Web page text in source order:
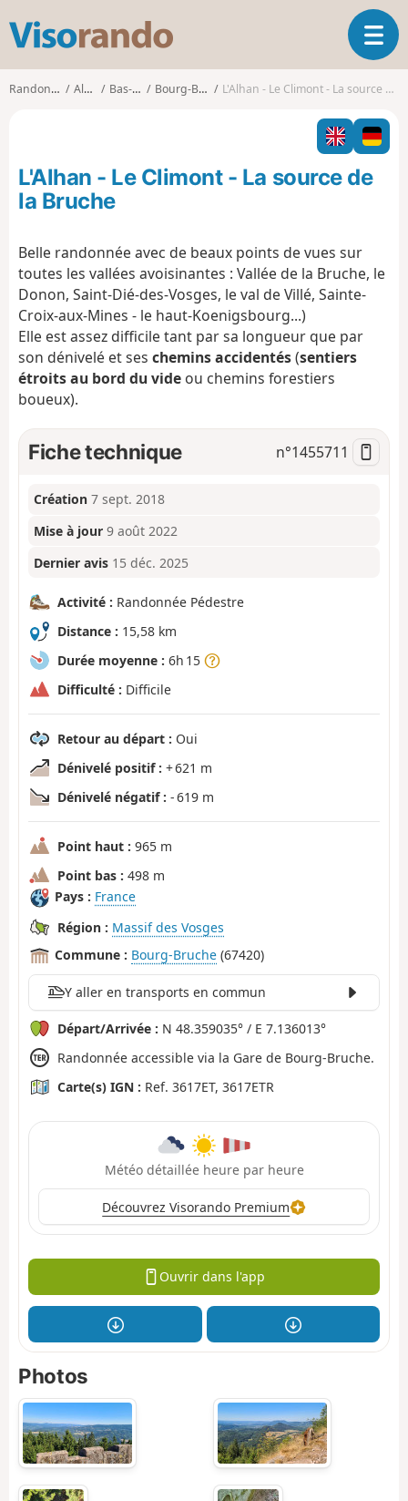
s
o
o
O
u
i
r
l
a
g
Randonnées Alsace Bas-Rhin Bourg-Bruche L'Alhan - Le Climont - La source de la Bruche
L'Alhan - Le Climont - La source de
la Bruche
Belle randonnée avec de beaux points de vues sur
toutes les vallées avoisinantes : Vallée de la Bruche, le
Donon, Saint-Dié-des-Vosges, le val de Villé, Sainte-
Croix-aux-Mines - le haut-Koenigsbourg...)
Elle est assez difficile tant par sa longueur que par
son dénivelé et ses chemins accidentés(sentiers
étroits au bord du videou chemins forestiers
boueux).
Fiche technique n°1455711
Création 7 sept. 2018
Mise à jour 9 août 2022
Dernier avis 15 déc. 2025
Activité : Randonnée Pédestre
Distance : 15,58 km
Durée moyenne : 6h 15
Difficulté : Difficile
Retour au départ : Oui
Dénivelé positif : + 621 m
Dénivelé négatif : - 619 m
Point haut : 965 m
Point bas : 498 m
Pays : France
Région : Massif des Vosges
Commune : Bourg-Bruche (67420)
Y aller en transports en commun
Départ/Arrivée : N 48.359035° / E 7.136013°
Randonnée accessible via la Gare de Bourg-Bruche.
Carte(s) IGN : Ref. 3617ET, 3617ETR
Météo détaillée heure par heure
Découvrez Visorando Premium
Ouvrir dans l'app
Photos